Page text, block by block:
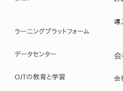
ラーニングプラットフォーム
データセンター
OJTの教育と学習
導
会